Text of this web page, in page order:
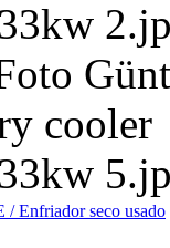
Enfriador seco usado